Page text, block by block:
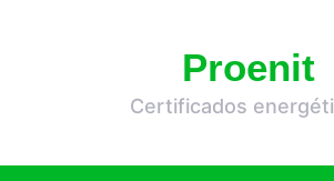
Proenit
Certificados